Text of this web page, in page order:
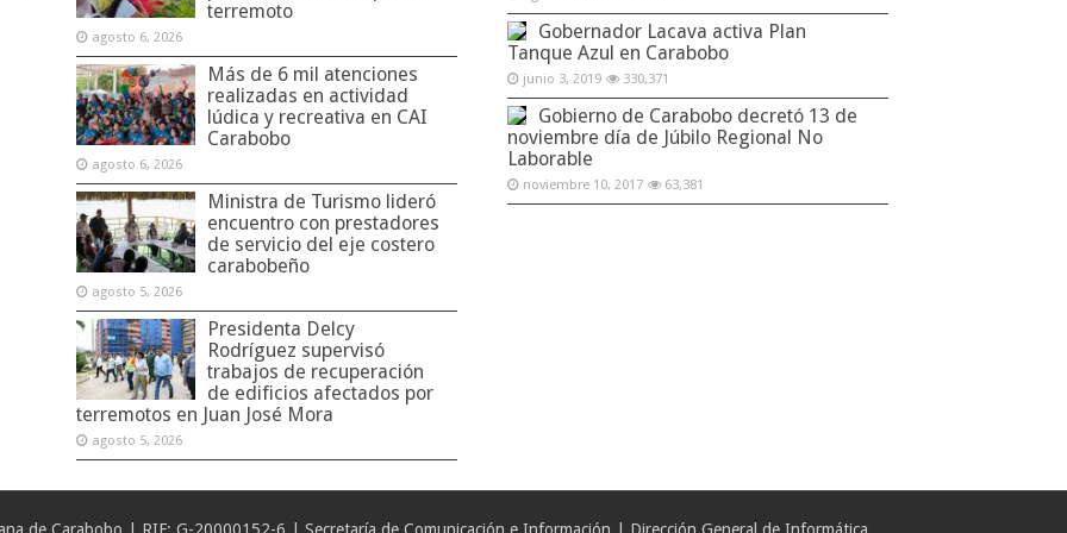
terremoto
agosto 6, 2026
Más de 6 mil atenciones
realizadas en actividad
lúdica y recreativa en CAI
Carabobo
agosto 6, 2026
Ministra de Turismo lideró
encuentro con prestadores
de servicio del eje costero
carabobeño
agosto 5, 2026
Presidenta Delcy
Rodríguez supervisó
trabajos de recuperación
de edificios afectados por
terremotos en Juan José Mora
agosto 5, 2026
Gobernador Lacava activa Plan
Tanque Azul en Carabobo
junio 3, 2019 330,371
Gobierno de Carabobo decretó 13 de
noviembre día de Júbilo Regional No
Laborable
noviembre 10, 2017 63,381
de Carabobo | RIF: G-20000152-6 | Secretaría de Comunicación e Información | Dirección General de Informática